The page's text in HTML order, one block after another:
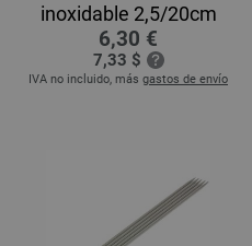
inoxidable 2,5/20cm
6,30 €
7,33 $
IVA no incluido, más gastos de envío